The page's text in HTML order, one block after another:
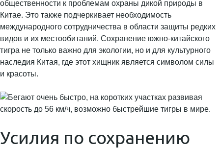
общественности к проблемам охраны дикой природы в
Китае. Это также подчеркивает необходимость
международного сотрудничества в области защиты редких
видов и их местообитаний. Сохранение южно-китайского
тигра не только важно для экологии, но и для культурного
наследия Китая, где этот хищник является символом силы
и красоты.
Усилия по сохранению